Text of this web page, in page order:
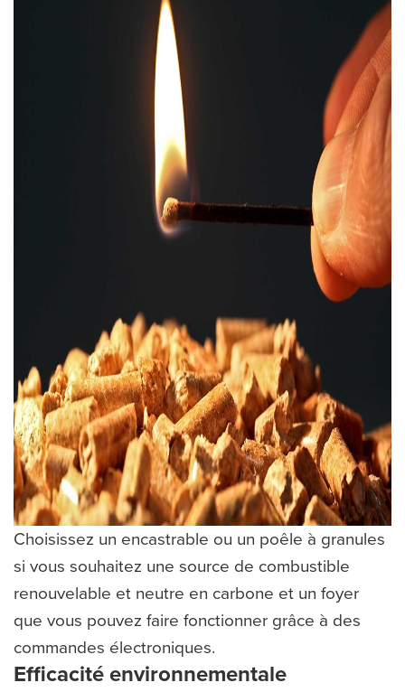
Choisissez un encastrable ou un poêle à granules
si vous souhaitez une source de combustible
renouvelable et neutre en carbone et un foyer
que vous pouvez faire fonctionner grâce à des
commandes électroniques.
Efficacité environnementale